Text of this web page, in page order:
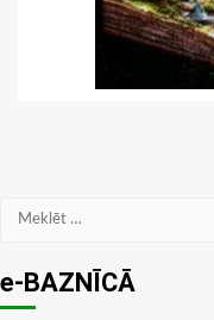
Meklēt:
e-BAZNĪCĀ